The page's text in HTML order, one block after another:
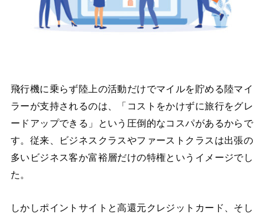
飛行機に乗らず陸上の活動だけでマイルを貯める陸マイ
ラーが支持されるのは、「コストをかけずに旅行をグレ
ードアップできる」という圧倒的なコスパがあるからで
す。従来、ビジネスクラスやファーストクラスは出張の
多いビジネス客か富裕層だけの特権というイメージでし
た。
しかしポイントサイトと高還元クレジットカード、そし